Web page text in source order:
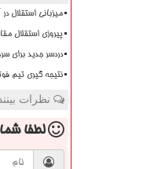
میزبانی استقلال
پیروزی استقلال
دردسر جدید برای
نتیجه گیری تیم
نظرات
لطفا